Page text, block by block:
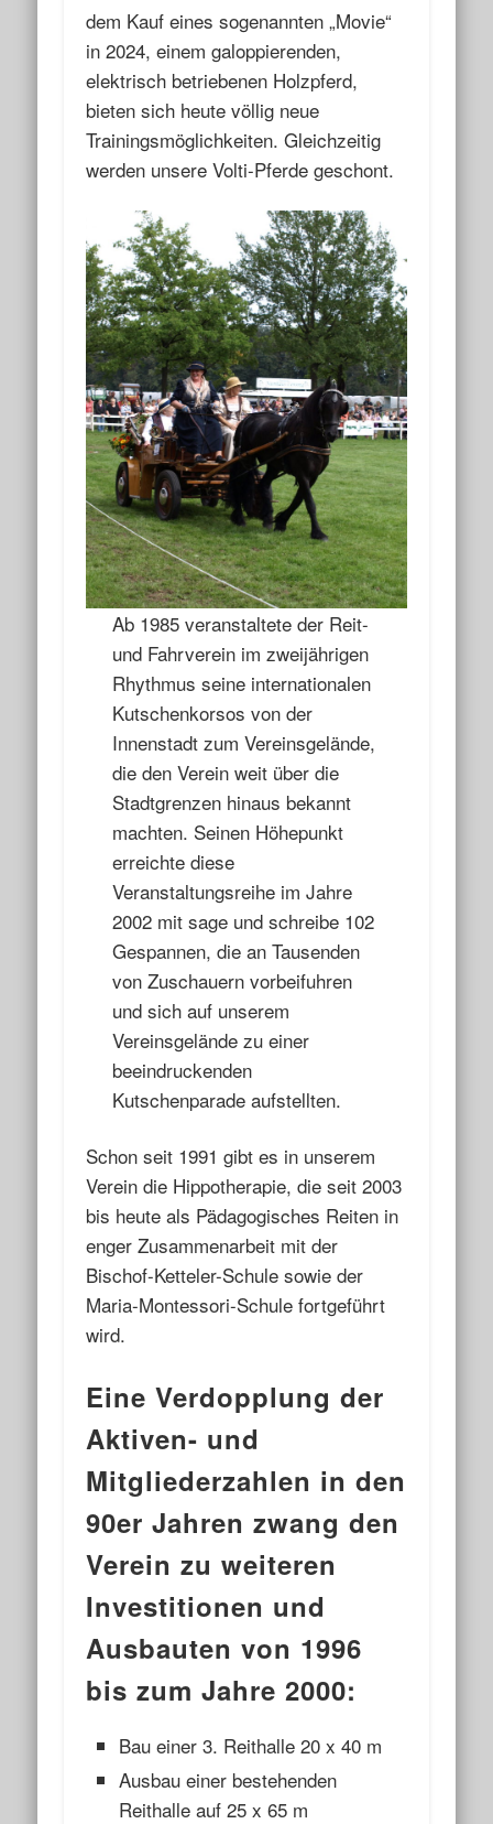
dem Kauf eines sogenannten „Movie“
in 2024, einem galoppierenden,
elektrisch betriebenen Holzpferd,
bieten sich heute völlig neue
Trainingsmöglichkeiten. Gleichzeitig
werden unsere Volti-Pferde geschont.
Ab 1985 veranstaltete der Reit-
und Fahrverein im zweijährigen
Rhythmus seine internationalen
Kutschenkorsos von der
Innenstadt zum Vereinsgelände,
die den Verein weit über die
Stadtgrenzen hinaus bekannt
machten. Seinen Höhepunkt
erreichte diese
Veranstaltungsreihe im Jahre
2002 mit sage und schreibe 102
Gespannen, die an Tausenden
von Zuschauern vorbeifuhren
und sich auf unserem
Vereinsgelände zu einer
beeindruckenden
Kutschenparade aufstellten.
Schon seit 1991 gibt es in unserem
Verein die Hippotherapie, die seit 2003
bis heute als Pädagogisches Reiten in
enger Zusammenarbeit mit der
Bischof-Ketteler-Schule sowie der
Maria-Montessori-Schule fortgeführt
wird.
Eine Verdopplung der
Aktiven- und
Mitgliederzahlen in den
90er Jahren zwang den
Verein zu weiteren
Investitionen und
Ausbauten von 1996
bis zum Jahre 2000:
Bau einer 3. Reithalle 20 x 40 m
Ausbau einer bestehenden
Reithalle auf 25 x 65 m